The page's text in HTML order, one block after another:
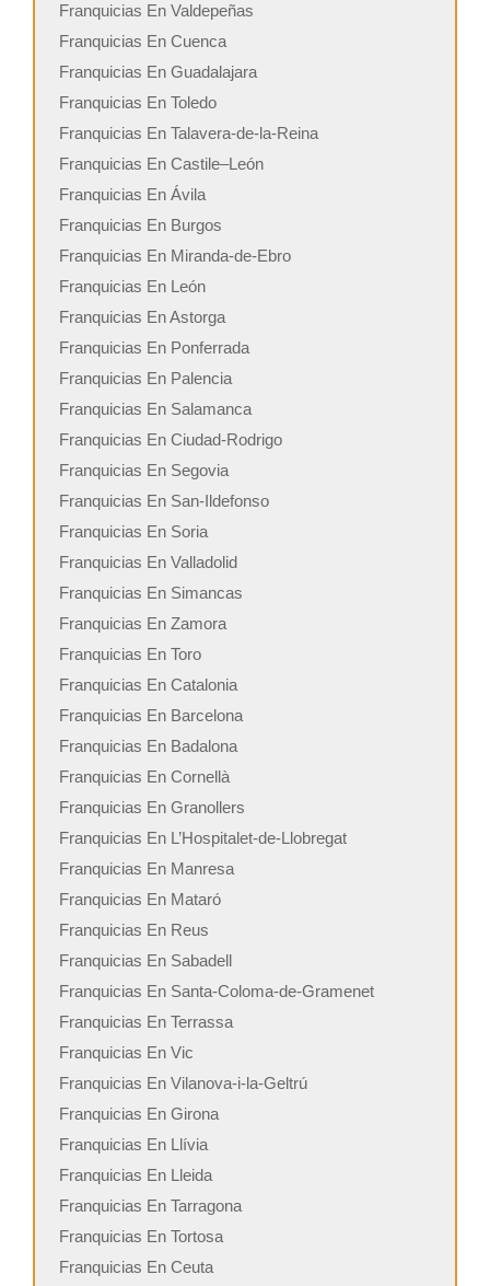
Franquicias En Valdepeñas
Franquicias En Cuenca
Franquicias En Guadalajara
Franquicias En Toledo
Franquicias En Talavera-de-la-Reina
Franquicias En Castile–León
Franquicias En Ávila
Franquicias En Burgos
Franquicias En Miranda-de-Ebro
Franquicias En León
Franquicias En Astorga
Franquicias En Ponferrada
Franquicias En Palencia
Franquicias En Salamanca
Franquicias En Ciudad-Rodrigo
Franquicias En Segovia
Franquicias En San-Ildefonso
Franquicias En Soria
Franquicias En Valladolid
Franquicias En Simancas
Franquicias En Zamora
Franquicias En Toro
Franquicias En Catalonia
Franquicias En Barcelona
Franquicias En Badalona
Franquicias En Cornellà
Franquicias En Granollers
Franquicias En L’Hospitalet-de-Llobregat
Franquicias En Manresa
Franquicias En Mataró
Franquicias En Reus
Franquicias En Sabadell
Franquicias En Santa-Coloma-de-Gramenet
Franquicias En Terrassa
Franquicias En Vic
Franquicias En Vilanova-i-la-Geltrú
Franquicias En Girona
Franquicias En Llívia
Franquicias En Lleida
Franquicias En Tarragona
Franquicias En Tortosa
Franquicias En Ceuta